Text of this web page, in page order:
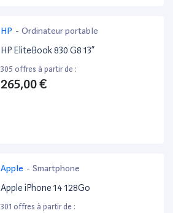
HP - Ordinateur portable
HP EliteBook 830 G8 13”
305 offres à partir de :
265,00 €
Apple - Smartphone
Apple iPhone 14 128Go
301 offres à partir de :